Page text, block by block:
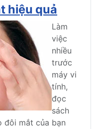
hiệu quả
Làm
việc
nhiều
trước
máy vi
tính,
đọc
sách
đôi mắt của bạn